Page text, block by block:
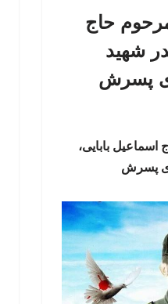
حاج
شهید
پسرش
اسماعیل بابایی،
پسرش